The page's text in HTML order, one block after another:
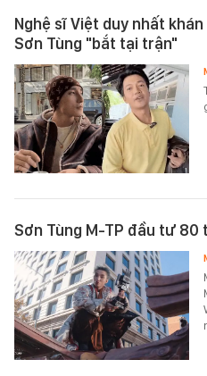
Nghệ sĩ Việt duy nhất
Sơn Tùng "bắt tại trận"
Sơn Tùng M-TP đầu tư 80